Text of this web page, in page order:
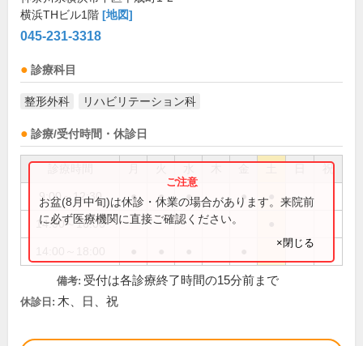
横浜THビル1階 [地図]
045-231-3318
診療科目
整形外科 リハビリテーション科
診療/受付時間・休診日
祝
9:00～12:30 ● ● ● ●
14:00～16:00
お盆(8月中旬)は休診・休業の場合があります。来院前
に必ず医療機関に直接ご確認ください。
×閉じる
備考: 受付は各診療終了時間の15分前まで
休診日: 木、日、祝